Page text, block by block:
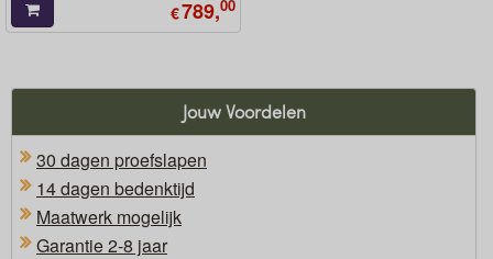
€789,00
Jouw Voordelen
30 dagen proefslapen
14 dagen bedenktijd
Maatwerk mogelijk
Garantie 2-8 jaar